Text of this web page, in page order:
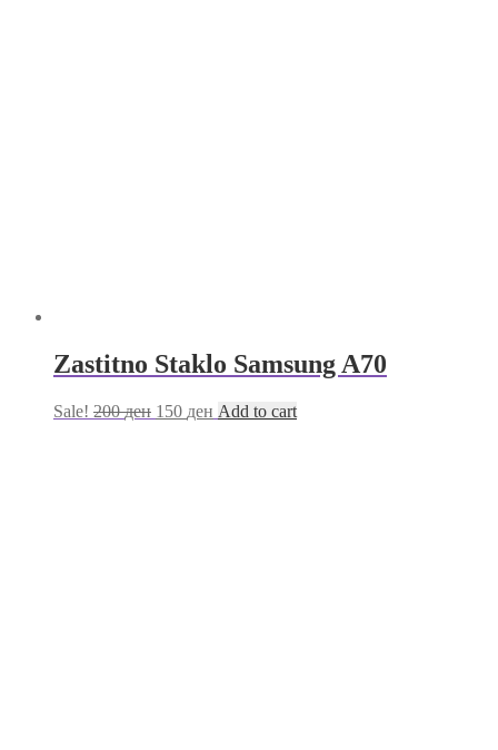
Zastitno Staklo Samsung A70
Sale! 200ден 150 ден Add to cart